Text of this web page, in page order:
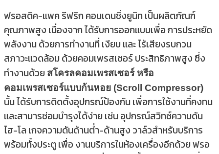
ฟรอสติค-แพค รีฟริก คอนเดนซิ่งยูนิท เป็นผลิตภัณฑ์
คุณภาพสูง เนื่องจาก ได้รับการออกแบบเพื่อ การประหยัด
พลังงาน ด้วยการทำงานที่ เงียบ และ ไร้เสียงรบกวน
สภาวะแวดล้อม ด้วยคอมเพรสเซอร์ ประสิทธิภาพสูง ซึ่ง
ทำงานด้วย สโครลคอมเพรสเซอร์ หรือ
คอมเพรสเซอร์แบบก้นหอย (Scroll Compressor)
นั้น ได้รับการติดตั้งอุปกรณ์ป้องกัน เพื่อการใช้งานที่คงทน
และสามารซ่อมบำรุงได้ง่าย เช่น อุปกรณ์สวิทซ์ความดัน
ไฮ-โล เกจความดันด้านต่ำ-ด้านสูง วาล์วสำหรับบริการ
พร้อมทั้งประตู เพื่อ งานบริการในห้องเครื่องอีกด้วย ฟรอ